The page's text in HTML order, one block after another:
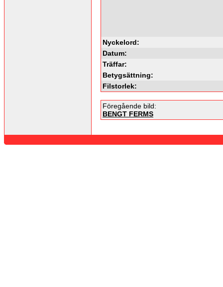
Nyckelord:
Datum:
Träffar:
Betygsättning:
Filstorlek:
Föregående bild:
BENGT FERMS